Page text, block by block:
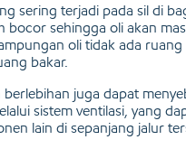
sering terjadi pada sil di
bocor sehingga oli akan
oli tidak ada ruang
bakar.
berlebihan juga dapat
sistem ventilasi, yang
lain di sepanjang jalur